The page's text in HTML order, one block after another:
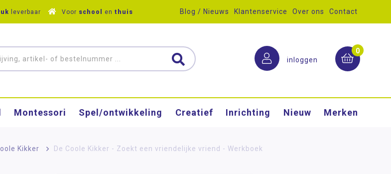
leverbaar Voor school en thuis Blog / Nieuws Klantenservice Over ons Contact
inloggen
0
Montessori Spel/ontwikkeling Creatief Inrichting Nieuw Merken
Kikker > De Coole Kikker - Zoekt een vriendelijke vriend - Werkboek